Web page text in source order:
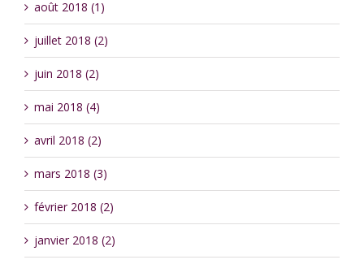
août 2018 (1)
juillet 2018 (2)
juin 2018 (2)
mai 2018 (4)
avril 2018 (2)
mars 2018 (3)
février 2018 (2)
janvier 2018 (2)